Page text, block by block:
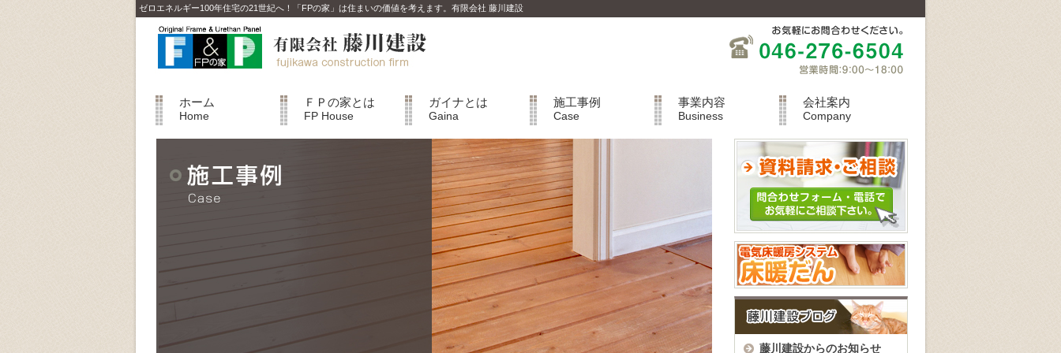
ゼロエネルギー100年住宅の21世紀へ！「FPの家」は住まいの価値を考えます。有限会社 藤川建設
ホーム
Home
ＦＰの家とは
FP House
ガイナとは
Gaina
施工事例
Case
事業内容
Business
会社案内
Company
藤川建設からのお知らせ